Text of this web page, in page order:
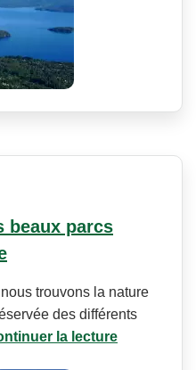
beaux parcs
trouvons la nature
des différents
la lecture